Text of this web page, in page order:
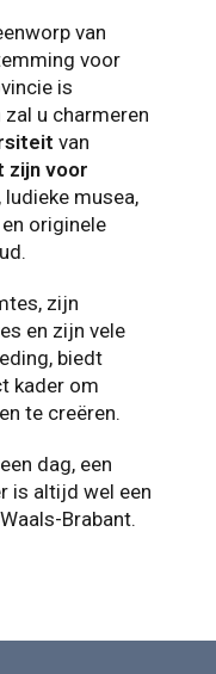
van
voor
is
u charmeren
van
zijn voor
musea,
originele
zijn
en zijn vele
biedt
kader om
te creëren.
dag, een
is altijd wel een
Brabant.